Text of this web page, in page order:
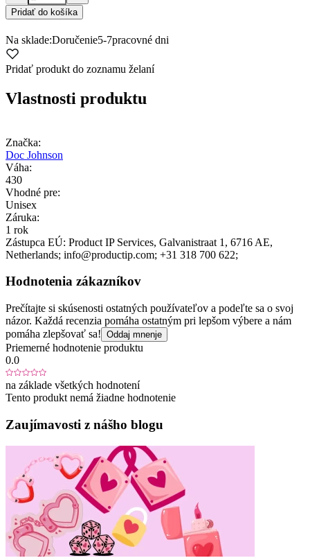
Pridať do košíka
Na sklade:Doručenie5-7pracovné dni
Pridať produkt do zoznamu želaní
Vlastnosti produktu
Značka:
Doc Johnson
Váha:
430
Vhodné pre:
Unisex
Záruka:
1 rok
Zástupca EÚ: Product IP Services, Galvanistraat 1 , 6716 AE,
Netherlands; info@productip.com; +31 318 700 622;
Hodnotenia zákazníkov
Prečítajte si skúsenosti ostatných používateľov a podeľte sa o svoj
názor. Každá recenzia pomáha ostatným pri lepšom výbere a nám
pomáha zlepšovať sa! Oddaj mnenje
Priemerné hodnotenie produktu
0.0
na základe všetkých hodnotení
Tento produkt nemá žiadne hodnotenie
Zaujímavosti z nášho blogu